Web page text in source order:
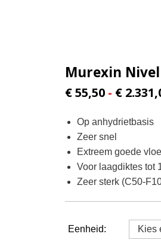
Murexin
€55,50 - €
Op anhydrietbasis
Zeer snel
Extreem goede
Voor laagdiktes tot
Zeer sterk (C50-
Eenheid: